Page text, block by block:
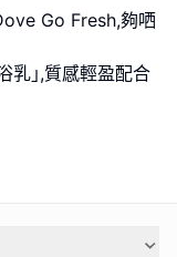
Go Fresh,夠哂
乳｣,質感輕盈配合